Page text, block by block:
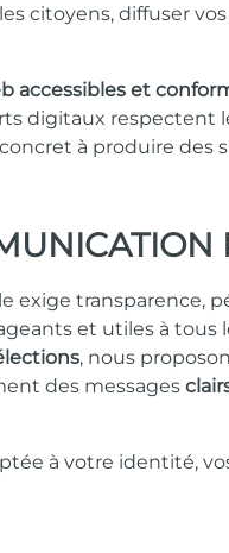
citoyens, diffuser
accessibles et
digitaux respectent
à produire des
exige transparence,
et utiles à tous
, nous
des messages
à votre identité,